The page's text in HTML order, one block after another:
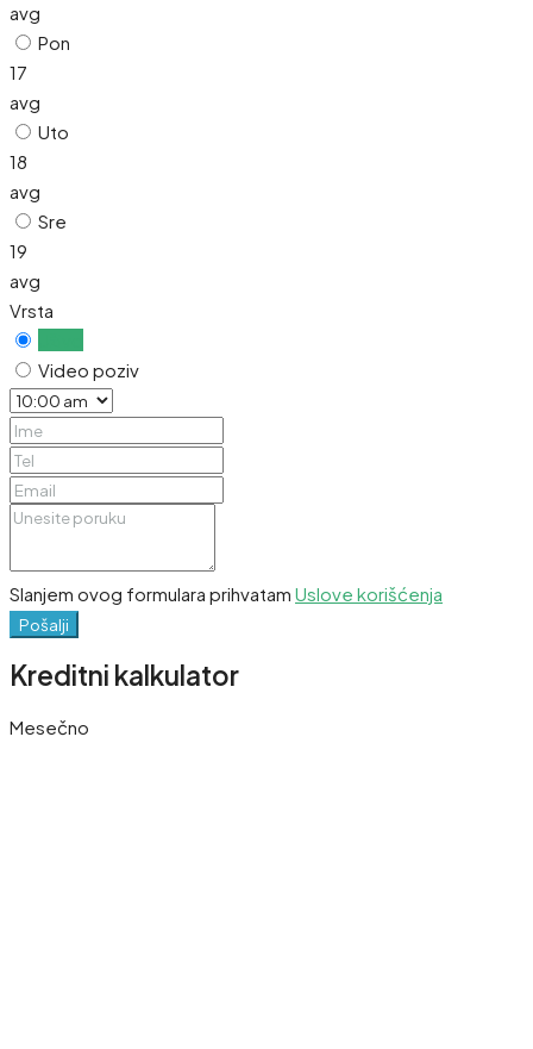
avg
Pon
17
avg
Uto
18
avg
Sre
19
avg
Vrsta
Video poziv
Slanjem ovog formulara prihvatam Uslove korišćenja
Pošalji
Kreditni kalkulator
Mesečno